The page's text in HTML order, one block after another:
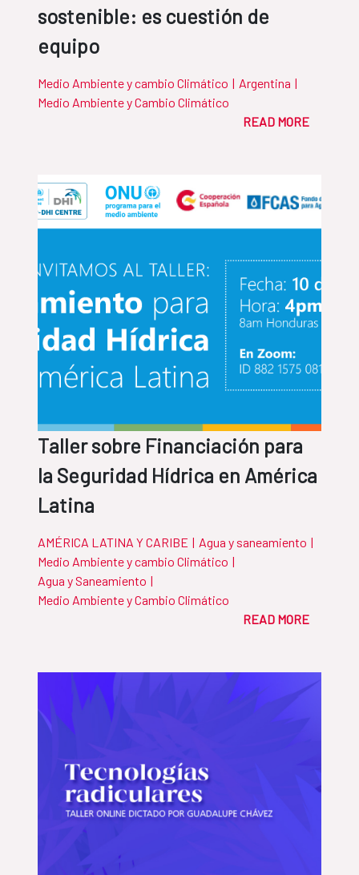
sostenible: es cuestión de
equipo
Medio Ambiente y cambio Climático | Argentina |
Medio Ambiente y Cambio Climático
READ MORE
Taller sobre Financiación para
la Seguridad Hídrica en América
Latina
AMÉRICA LATINA Y CARIBE | Agua y saneamiento |
Medio Ambiente y cambio Climático |
Agua y Saneamiento |
Medio Ambiente y Cambio Climático
READ MORE